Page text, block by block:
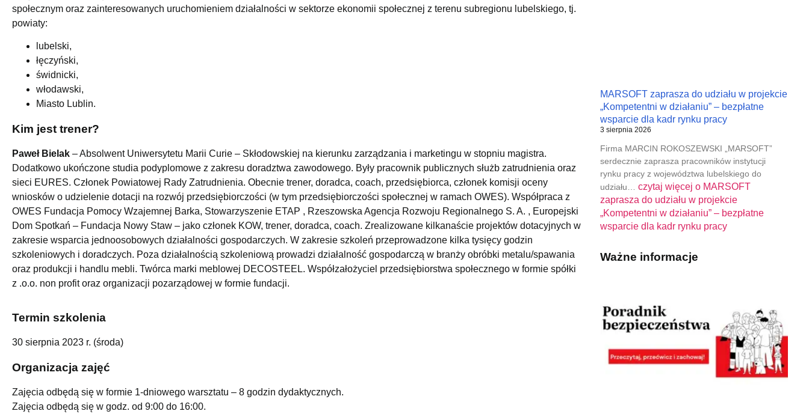
społecznym oraz zainteresowanych uruchomieniem działalności w sektorze ekonomii społecznej z terenu subregionu lubelskiego, tj.
powiaty:
lubelski,
łęczyński,
świdnicki,
włodawski,
Miasto Lublin.
Kim jest trener?
Paweł Bielak – Absolwent Uniwersytetu Marii Curie – Skłodowskiej na kierunku zarządzania i marketingu w stopniu magistra.
Dodatkowo ukończone studia podyplomowe z zakresu doradztwa zawodowego. Były pracownik publicznych służb zatrudnienia oraz
sieci EURES. Członek Powiatowej Rady Zatrudnienia. Obecnie trener, doradca, coach, przedsiębiorca, członek komisji oceny
wniosków o udzielenie dotacji na rozwój przedsiębiorczości (w tym przedsiębiorczości społecznej w ramach OWES). Współpraca z
OWES Fundacja Pomocy Wzajemnej Barka, Stowarzyszenie ETAP , Rzeszowska Agencja Rozwoju Regionalnego S. A. , Europejski
Dom Spotkań – Fundacja Nowy Staw – jako członek KOW, trener, doradca, coach. Zrealizowane kilkanaście projektów dotacyjnych w
zakresie wsparcia jednoosobowych działalności gospodarczych. W zakresie szkoleń przeprowadzone kilka tysięcy godzin
szkoleniowych i doradczych. Poza działalnością szkoleniową prowadzi działalność gospodarczą w branży obróbki metalu/spawania
oraz produkcji i handlu mebli. Twórca marki meblowej DECOSTEEL. Współzałożyciel przedsiębiorstwa społecznego w formie spółki
z .o.o. non profit oraz organizacji pozarządowej w formie fundacji.
Termin szkolenia
30 sierpnia 2023 r. (środa)
Organizacja zajęć
Zajęcia odbędą się w formie 1-dniowego warsztatu – 8 godzin dydaktycznych.
Zajęcia odbędą się w godz. od 9:00 do 16:00.
MARSOFT zaprasza do udziału w projekcie
„Kompetentni w działaniu” – bezpłatne
wsparcie dla kadr rynku pracy
3 sierpnia 2026
Firma MARCIN ROKOSZEWSKI „MARSOFT”
serdecznie zaprasza pracowników instytucji
rynku pracy z województwa lubelskiego do
udziału… czytaj więcej oMARSOFT
zaprasza do udziału w projekcie
„Kompetentni w działaniu” – bezpłatne
wsparcie dla kadr rynku pracy
Ważne informacje